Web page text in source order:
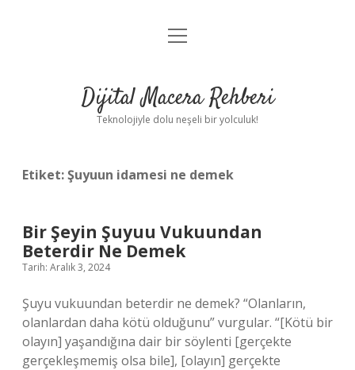
Anasayfa
Yasal Uyarı
menüyü
Dijital Macera Rehberi
Teknolojiyle dolu neşeli bir yolculuk!
Etiket:Şuyuun idamesi ne demek
Bir Şeyin Şuyuu Vukuundan
Beterdir Ne Demek
Tarih: Aralık 3, 2024
Şuyu vukuundan beterdir ne demek? “Olanların,
olanlardan daha kötü olduğunu” vurgular. “[Kötü bir
olayın] yaşandığına dair bir söylenti [gerçekte
gerçekleşmemiş olsa bile], [olayın] gerçekte